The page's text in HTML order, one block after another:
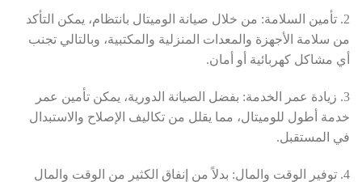
2. تأمين السلامة: من خلال صيانة الوميتال بانتظام، يمكن التأكد
من سلامة الأجهزة والمعدات المنزلية والمكتبية، وبالتالي تجنب
أي مشاكل كهربائية أو أمان.
3. زيادة عمر الخدمة: بفضل الصيانة الدورية، يمكن تأمين عمر
خدمة أطول للوميتال، مما يقلل من تكاليف الإصلاح والاستبدال
في المستقبل.
4. توفير الوقت والمال: بدلاً من إنفاق الكثير من الوقت والمال